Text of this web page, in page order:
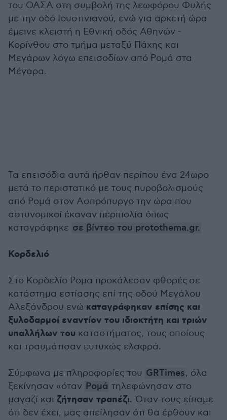
του ΟΑΣΑ στη συμβολή της λεωφόρου Φυλής
με την οδό Ιουστινιανού, ενώ για αρκετή ώρα
έμεινε κλειστή η Εθνική οδός Αθηνών -
Κορίνθου στο τμήμα μεταξύ Πάχης και
Μεγάρων λόγω επεισοδίων από Ρομά στα
Μέγαρα.
Τα επεισόδια αυτά ήρθαν περίπου ένα 24ωρο
μετά το περιστατικό με τους πυροβολισμούς
από Ρομά στον Ασπρόπυργο την ώρα που
αστυνομικοί έκαναν περιπολία όπως
καταγράφηκε σε βίντεο του protothema.gr.
Κορδελιό
Στο Κορδελίο Ρομα προκάλεσαν φθορές σε
κατάστημα εστίασης επί της οδού Μεγάλου
Αλεξάνδρου ενώ καταγράφηκαν επίσης και
ξυλοδαρμοί εναντίον του ιδιοκτήτη και τριών
υπαλλήλων του καταστήματος, τους οποίους
και τραυμάτισαν ευτυχώς ελαφρά.
Σύμφωνα με πληροφορίες του GRTimes, όλα
ξεκίνησαν «όταν Ρομά τηλεφώνησαν στο
μαγαζί και ζήτησαν τραπέζι. Όταν τους είπαμε
ότι δεν έχει, μας απείλησαν ότι θα έρθουν και